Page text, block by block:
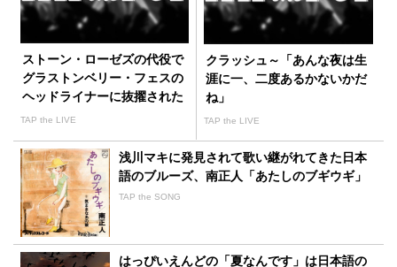
ストーン・ローゼズの代役で
グラストンベリー・フェスの
ヘッドライナーに抜擢された
パルプ
TAP the LIVE
クラッシュ～「あんな夜は生
涯に一、二度あるかないかだ
ね」
TAP the LIVE
浅川マキに発見されて歌い継がれてきた日本
語のブルーズ、南正人「あたしのブギウギ」
TAP the SONG
はっぴいえんどの「夏なんです」は日本語の